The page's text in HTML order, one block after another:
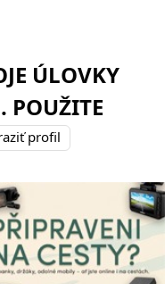
ÚLOVKY
POUŽITE
profil